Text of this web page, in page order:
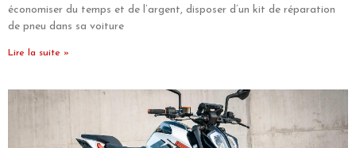
économiser du temps et de l’argent, disposer d’un kit de réparation
de pneu dans sa voiture
Lire la suite »